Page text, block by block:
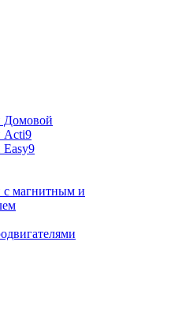
Домовой
Acti9
с магнитным и